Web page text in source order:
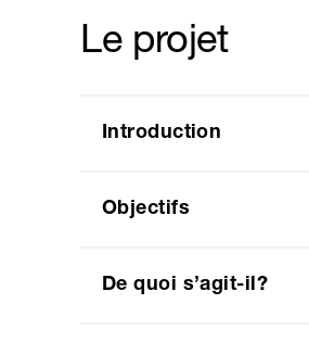
Le projet
Introduction
Objectifs
De quoi s’agit-il?